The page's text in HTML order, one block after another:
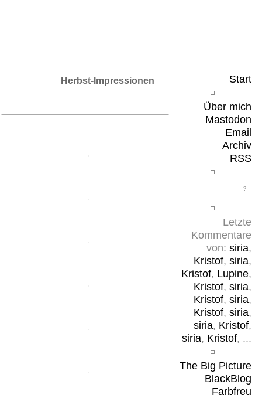
Start
Über mich
Mastodon
Email
Archiv
RSS
Letzte
Kommentare
von: siria,
Kristof, siria,
Kristof, Lupine,
Kristof, siria,
Kristof, siria,
Kristof, siria,
siria, Kristof,
siria, Kristof, ...
The Big Picture
BlackBlog
Farbfreu
Herbst-Impressionen